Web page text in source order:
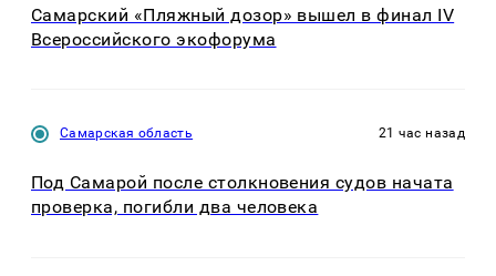
Самарский «Пляжный дозор» вышел в финал IV
Всероссийского экофорума
Самарская область 21 час назад
Под Самарой после столкновения судов начата
проверка, погибли два человека